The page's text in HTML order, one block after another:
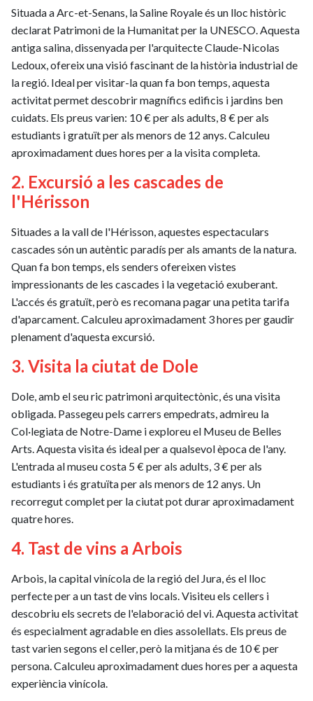
Situada a Arc-et-Senans, la Saline Royale és un lloc històric
declarat Patrimoni de la Humanitat per la UNESCO. Aquesta
antiga salina, dissenyada per l'arquitecte Claude-Nicolas
Ledoux, ofereix una visió fascinant de la història industrial de
la regió. Ideal per visitar-la quan fa bon temps, aquesta
activitat permet descobrir magnífics edificis i jardins ben
cuidats. Els preus varien: 10 € per als adults, 8 € per als
estudiants i gratuït per als menors de 12 anys. Calculeu
aproximadament dues hores per a la visita completa.
2. Excursió a les cascades de
l'Hérisson
Situades a la vall de l'Hérisson, aquestes espectaculars
cascades són un autèntic paradís per als amants de la natura.
Quan fa bon temps, els senders ofereixen vistes
impressionants de les cascades i la vegetació exuberant.
L'accés és gratuït, però es recomana pagar una petita tarifa
d'aparcament. Calculeu aproximadament 3 hores per gaudir
plenament d'aquesta excursió.
3. Visita la ciutat de Dole
Dole, amb el seu ric patrimoni arquitectònic, és una visita
obligada. Passegeu pels carrers empedrats, admireu la
Col·legiata de Notre-Dame i exploreu el Museu de Belles
Arts. Aquesta visita és ideal per a qualsevol època de l'any.
L'entrada al museu costa 5 € per als adults, 3 € per als
estudiants i és gratuïta per als menors de 12 anys. Un
recorregut complet per la ciutat pot durar aproximadament
quatre hores.
4. Tast de vins a Arbois
Arbois, la capital vinícola de la regió del Jura, és el lloc
perfecte per a un tast de vins locals. Visiteu els cellers i
descobriu els secrets de l'elaboració del vi. Aquesta activitat
és especialment agradable en dies assolellats. Els preus de
tast varien segons el celler, però la mitjana és de 10 € per
persona. Calculeu aproximadament dues hores per a aquesta
experiència vinícola.